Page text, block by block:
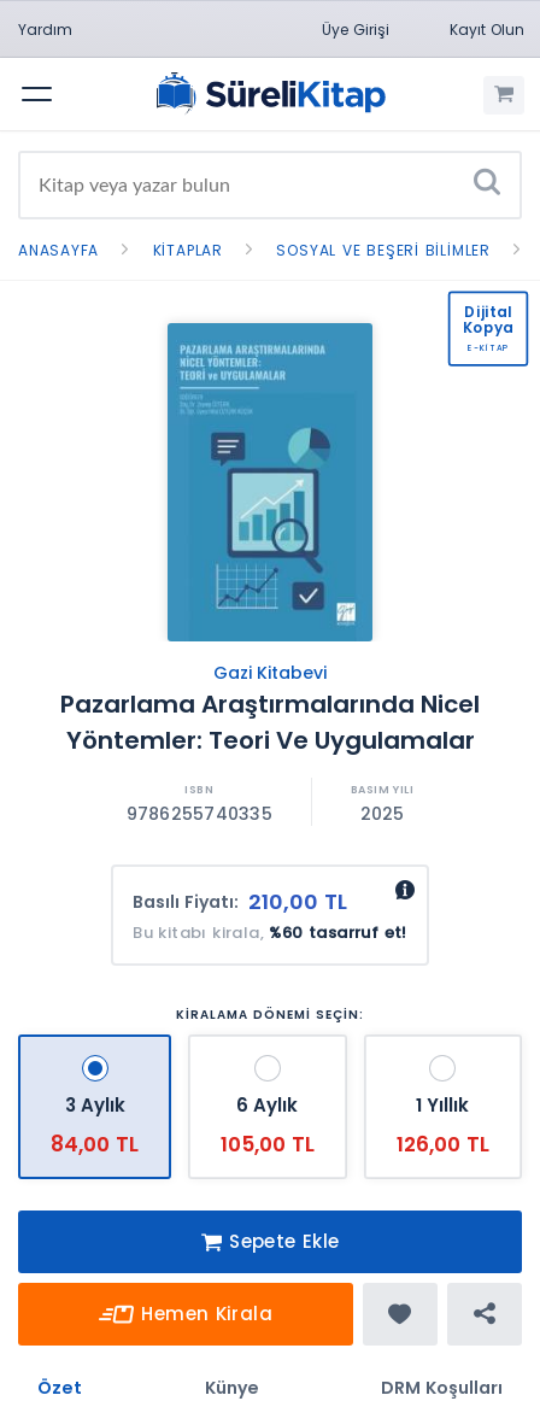
Yardım Üye Girişi Kayıt Olun
Menü
ANASAYFA KITAPLAR SOSYAL VE BEŞERI BILIMLER
Gazi Kitabevi
Pazarlama Araştırmalarında Nicel
Yöntemler: Teori Ve Uygulamalar
9786255740335 2025
Basılı Fiyatı: 210,00 TL
Bu kitabı kirala, %60 tasarruf et!
KİRALAMA DÖNEMİ SEÇİN:
3 Aylık
84,00 TL
6 Aylık
105,00 TL
1 Yıllık
126,00 TL
Sepete Ekle
Hemen Kirala
Özet Künye DRM Koşulları
Dijital
Kopya
E-KİTAP